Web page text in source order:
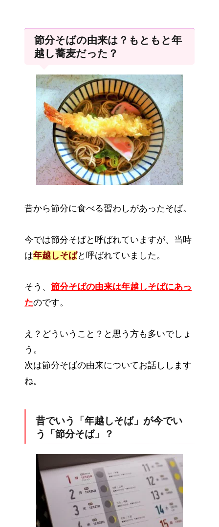
節分そばの由来は？もともと年
越し蕎麦だった？
昔から節分に食べる習わしがあったそば。
今では節分そばと呼ばれていますが、当時
は年越しそばと呼ばれていました。
そう、 節分そばの由来は年越しそばにあっ
たのです。
え？どういうこと？と思う方も多いでしょ
う。
次は節分そばの由来についてお話しします
ね。
昔でいう「年越しそば」が今でい
う「節分そば」？